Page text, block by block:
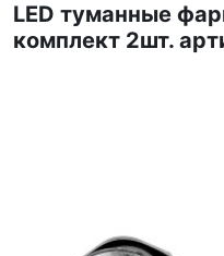
LED туманные
комплект 2шт.